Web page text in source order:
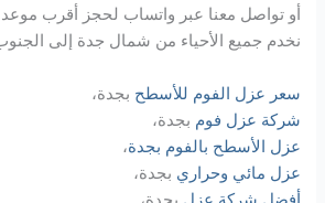
أو تواصل معنا عبر واتساب لحجز أقرب
نخدم جميع الأحياء من شمال جدة إلى
سعر عزل الفوم للأسطح بجدة،
شركة عزل فوم بجدة،
عزل الأسطح بالفوم بجدة،
عزل مائي وحراري بجدة،